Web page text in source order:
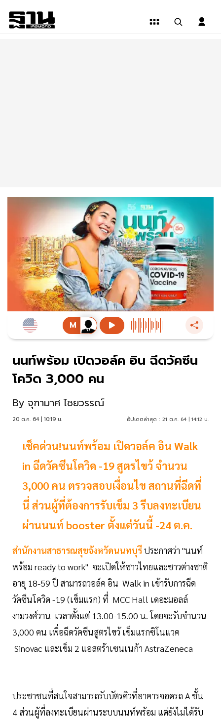
นนท์พร้อม เปิดวอล์ค อิน ฉีดวัคซีน
โควิด 3,000 คน
By จุฑามาศ ไชยวรรณ์
20 ต.ค. 64 | 10:19 น. อัปเดตล่าสุด : 21 ต.ค. 64 | 14:12 น.
เช็คด่วน!นนท์พร้อม เปิดวอล์ค อิน Walk
in ฉีดวัคซีนโควิด -19 สูตรไขว้ จำนวน
3,000 คน ตรวจสอบเงื่อนไข สถานที่ฉีดที่
นี่ ส่วนผู้ที่ต้องการรับเข็ม 3 รีบลงทะเบียน
ผ่านนนท์ booster ตั้งแต่วันนี้ -24 ต.ค.
สำนักงานสาธารณสุขจังหวัดนนทบุรีประกาศว่า "นนท์
พร้อม ready to work" จะเปิดให้ชาวไทยและชาวต่างชาติ
อายุ 18-59 ปี สามารถวอล์ค อิน Walk in เข้ารับการฉีด
วัคซีนโควิด -19 (เข็มแรก) ที่ MCC Hall เดอะมอลล์
งามวงศ์วาน เวลาตั้งแต่ 13.00-15.00 น. โดยจะรับจำนวน
3,000 คน เพื่อฉีดวัคซีนสูตรไขว้ เข็มแรกซิโนแวค
Sinovac และเข็ม 2 แอสตร้าเซนเนก้า AstraZeneca
ประชาชนที่สนใจสามารถรับบัตรคิวที่อาคารจอดรถ A ชั้น
4 ส่วนผู้ที่ลงทะเบียนผ่านระบบนนท์พร้อม แต่ยังไม่ได้รับ